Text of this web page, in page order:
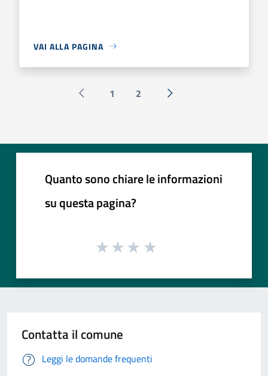
VAI ALLA PAGINA
Pagina precedente
1 2 Successiva »
Quanto sono chiare le informazioni
su questa pagina?
Contatta il comune
Leggi le domande frequenti